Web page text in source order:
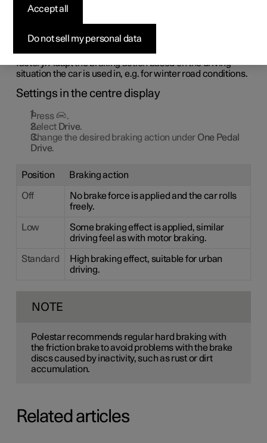
There are three different levels of One Pedal Drive that
indicate the regenerative braking effect that is controlled
by the accelerator pedal, without using the brake pedal.
The car is set inStandardmode when it comes from the
factory. Adapt the braking action based on the driving
situation the car is used in, e.g. for winter road conditions.
Settings in the centre display
Press
.
Select Drive.
Change the desired braking action under One Pedal
Drive.
Position Braking action
Off
No brake force is applied and the car rolls
freely.
Low
Some braking effect is applied, similar
driving feel as with motor braking.
Standard
High braking effect, suitable for urban
driving.
NOTE
Polestar recommends regular hard braking with
the friction brake to avoid problems with the brake
discs caused by inactivity, such as rust or dirt
accumulation.
Related articles
Do not sell my personal data
Accept all